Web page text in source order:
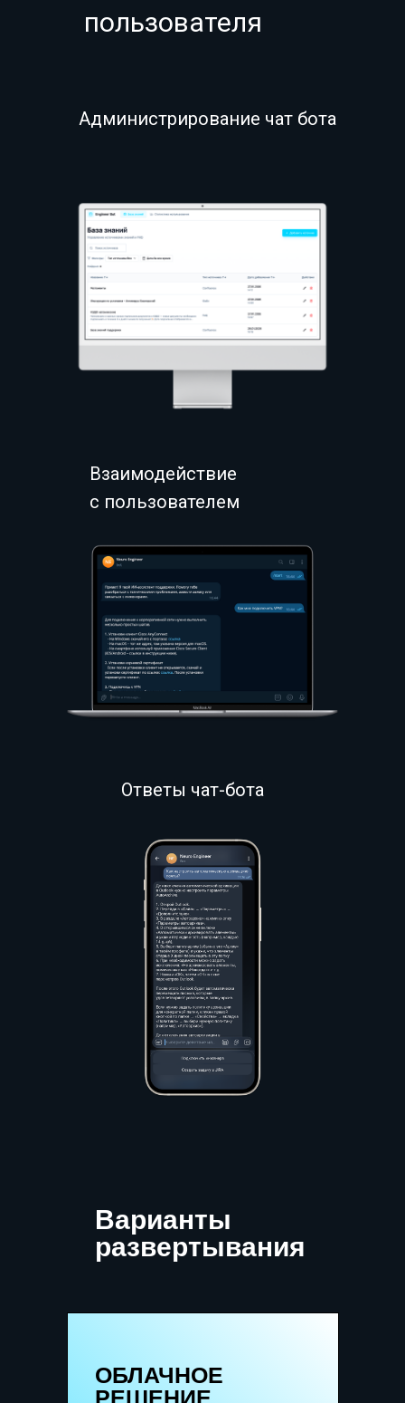
Администрирование чат бота
пользователя
Взаимодействие
с пользователем
Ответы чат-бота
Варианты
развертывания
ОБЛАЧНОЕ
РЕШЕНИЕ